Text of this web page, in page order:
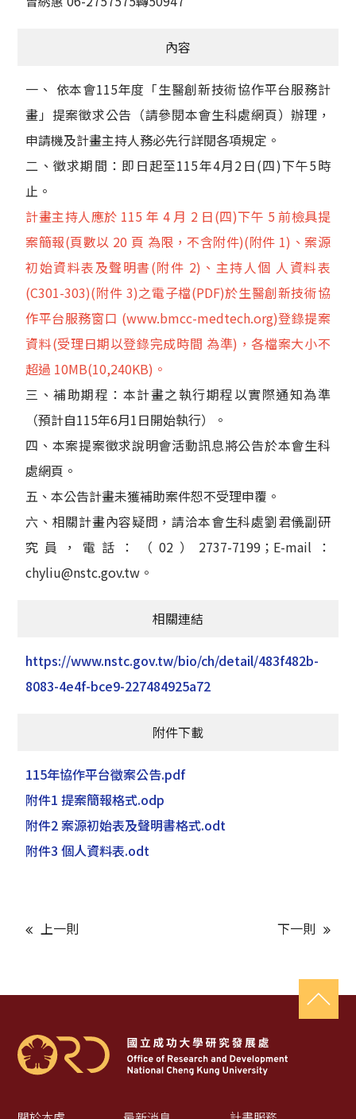
內容
一、 依本會115年度「生醫創新技術協作平台服務計
畫」提案徵求公告（請參閱本會生科處網頁）辦理，
申請機及計畫主持人務必先行詳閱各項規定。
二、徵求期間：即日起至115年4月2日(四)下午5時
止。
計畫主持人應於 115 年 4 月 2 日(四)下午 5 前檢具提
案簡報(頁數以 20 頁 為限，不含附件)(附件 1)、案源
初始資料表及聲明書(附件 2)、主持人個 人資料表
(C301-303)(附件 3)之電子檔(PDF)於生醫創新技術協
作平台服務窗口 (www.bmcc-medtech.org)登錄提案
資料(受理日期以登錄完成時間 為準)，各檔案大小不
超過 10MB(10,240KB)。
三、補助期程：本計畫之執行期程以實際通知為準
（預計自115年6月1日開始執行）。
四、本案提案徵求說明會活動訊息將公告於本會生科
處網頁。
五、本公告計畫未獲補助案件恕不受理申覆。
六、相關計畫內容疑問，請洽本會生科處劉君儀副研
究員，電話：（02）2737-7199；E-mail：
chyliu@nstc.gov.tw。
相關連結
https://www.nstc.gov.tw/bio/ch/detail/483f482b-
8083-4e4f-bce9-227484925a72
附件下載
115年協作平台徵案公告.pdf
附件1 提案簡報格式.odp
附件2 案源初始表及聲明書格式.odt
附件3 個人資料表.odt
上一則 下一則